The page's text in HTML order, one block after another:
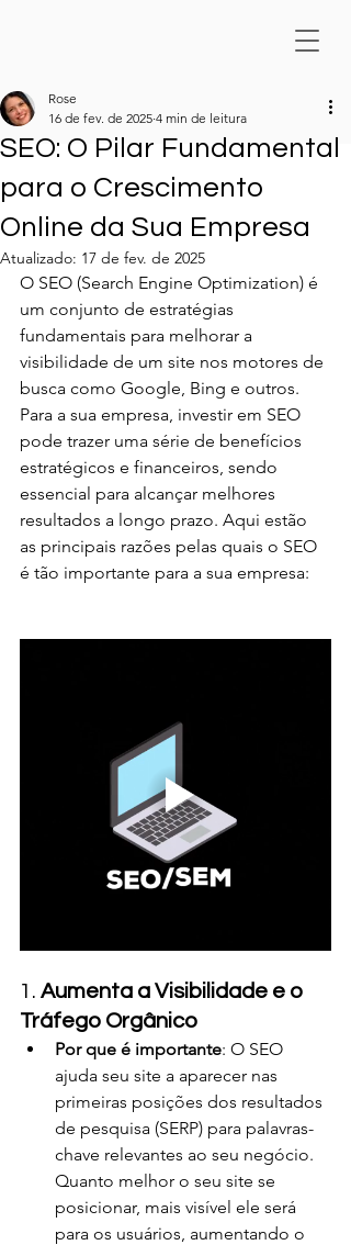
SEO: O Pilar Fundamental
para o Crescimento
Online da Sua Empresa
Rose
16 de fev. de 2025 4 min de leitura
Atualizado: 17 de fev. de 2025
O SEO (Search Engine Optimization) é
um conjunto de estratégias
fundamentais para melhorar a
visibilidade de um site nos motores de
busca como Google, Bing e outros.
Para a sua empresa, investir em SEO
pode trazer uma série de benefícios
estratégicos e financeiros, sendo
essencial para alcançar melhores
resultados a longo prazo. Aqui estão
as principais razões pelas quais o SEO
é tão importante para a sua empresa:
1. Aumenta a Visibilidade e o
Tráfego Orgânico
Por que é importante: O SEO
ajuda seu site a aparecer nas
primeiras posições dos resultados
de pesquisa (SERP) para palavras-
chave relevantes ao seu negócio.
Quanto melhor o seu site se
posicionar, mais visível ele será
para os usuários, aumentando o